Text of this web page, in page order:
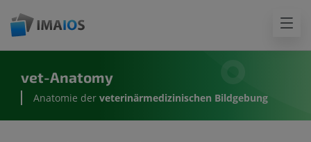
vet-Anatomy
Anatomie der veterinärmedizinischen Bildgebung